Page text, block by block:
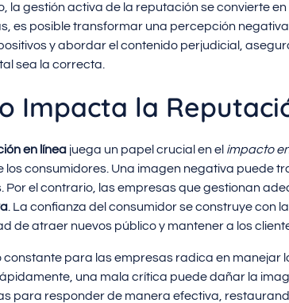
la gestión activa de la reputación se convierte
es posible transformar una percepción
y abordar el contenido perjudicial,
sea la correcta.
Impacta la
en línea juega un papel crucial en el impacto
los consumidores. Una imagen negativa puede
Por el contrario, las empresas que gestionan
. La confianza del consumidor se construye con
de atraer nuevos público y mantener a los
constante para las empresas radica en manejar
una mala crítica puede dañar la
para responder de manera efectiva,